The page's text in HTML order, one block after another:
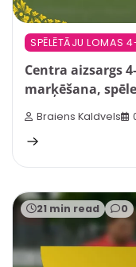
SPĒLĒTĀJU LOMAS
Centra aizsargs
marķēšana,
Braiens Kaldvels
21 min read 0